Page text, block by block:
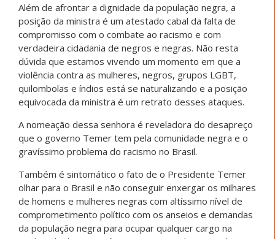
Além de afrontar a dignidade da população negra, a
posição da ministra é um atestado cabal da falta de
compromisso com o combate ao racismo e com
verdadeira cidadania de negros e negras. Não resta
dúvida que estamos vivendo um momento em que a
violência contra as mulheres, negros, grupos LGBT,
quilombolas e índios está se naturalizando e a posição
equivocada da ministra é um retrato desses ataques.
A nomeação dessa senhora é reveladora do desapreço
que o governo Temer tem pela comunidade negra e o
gravíssimo problema do racismo no Brasil.
Também é sintomático o fato de o Presidente Temer
olhar para o Brasil e não conseguir enxergar os milhares
de homens e mulheres negras com altíssimo nível de
comprometimento político com os anseios e demandas
da população negra para ocupar qualquer cargo na